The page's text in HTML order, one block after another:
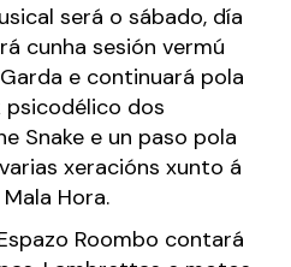
será o sábado, día
cunha sesión vermú
e continuará pola
dos
Snake e un paso pola
xeracións xunto á
Hora.
Roombo contará